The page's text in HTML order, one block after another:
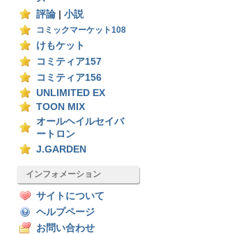
評論
小説
コミックマーケット108
けもケット
コミティア157
コミティア156
UNLIMITED EX
TOON MIX
オールヘイルセイバ
ートロン
J.GARDEN
インフォメーション
サイトについて
ヘルプページ
お問い合わせ